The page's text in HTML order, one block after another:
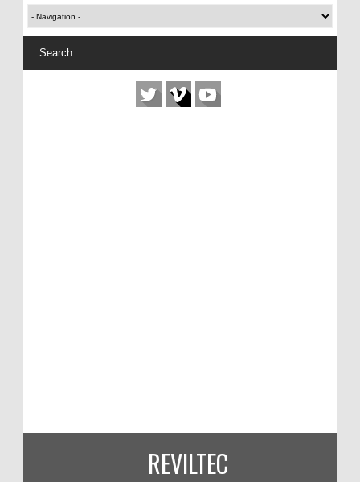
REVILTEC